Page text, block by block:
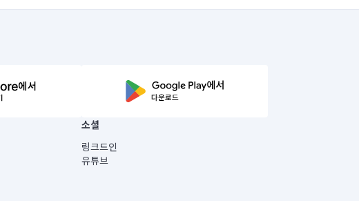
소셜
링크드인
유튜브